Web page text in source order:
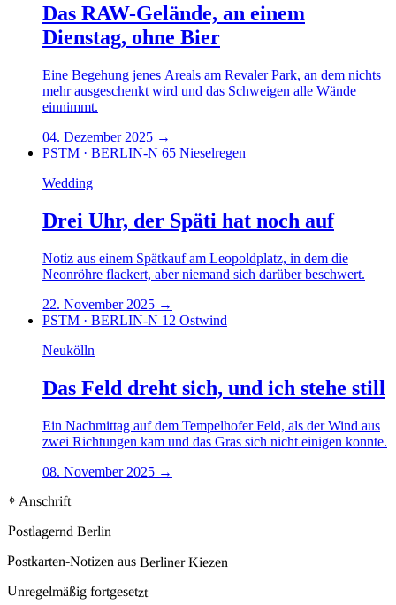
Das RAW-Gelände, an einem
Dienstag, ohne Bier
Eine Begehung jenes Areals am Revaler Park, an dem nichts
mehr ausgeschenkt wird und das Schweigen alle Wände
einnimmt.
04. Dezember 2025 →
PSTM · BERLIN-N 65 Nieselregen
Wedding
Drei Uhr, der Späti hat noch auf
Notiz aus einem Spätkauf am Leopoldplatz, in dem die
Neonröhre flackert, aber niemand sich darüber beschwert.
22. November 2025 →
PSTM · BERLIN-N 12 Ostwind
Neukölln
Das Feld dreht sich, und ich stehe still
Ein Nachmittag auf dem Tempelhofer Feld, als der Wind aus
zwei Richtungen kam und das Gras sich nicht einigen konnte.
08. November 2025 →
⌖ Anschrift
Postlagernd Berlin
Postkarten-Notizen aus Berliner Kiezen
Unregelmäßig fortgesetzt